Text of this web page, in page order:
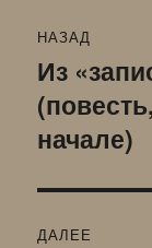
по
записям
НАЗАД
Предыдущая
запись:
Из
начале)
ДАЛЕЕ